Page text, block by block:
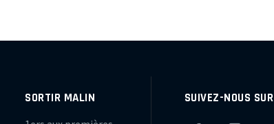
SORTIR MALIN SUIVEZ-NOUS SUR